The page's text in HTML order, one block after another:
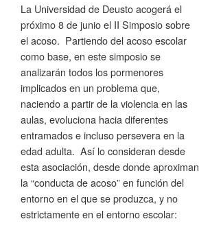
La Universidad de Deusto acogerá el
próximo 8 de junio el II Simposio sobre
el acoso. Partiendo del acoso escolar
como base, en este simposio se
analizarán todos los pormenores
implicados en un problema que,
naciendo a partir de la violencia en las
aulas, evoluciona hacia diferentes
entramados e incluso persevera en la
edad adulta. Así lo consideran desde
esta asociación, desde donde aproximan
la “conducta de acoso” en función del
entorno en el que se produzca, y no
estrictamente en el entorno escolar: